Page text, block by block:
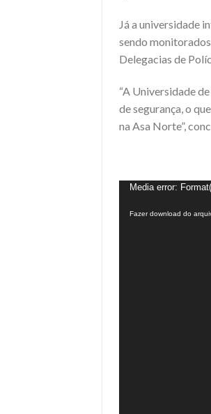
Já a universidade
sendo
Delegacias de
“A Universidade
de segurança, o
na Asa Norte”,
Tocador
Media error:
Fazer download do